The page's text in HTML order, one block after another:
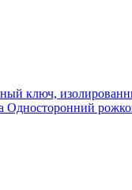
ключ,
Односторонний